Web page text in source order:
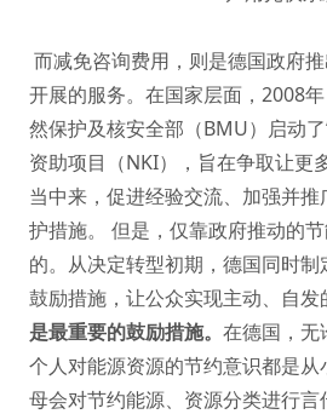
而减免咨询费用，则是德国政府
开展的服务。在国家层面，2008
然保护及核安全部（BMU）启动
资助项目（NKI），旨在争取让更
当中来，促进经验交流、加强并
护措施。 但是，仅靠政府推动的
的。从决定转型初期，德国同时
鼓励措施，让公众实现主动、自发
是最重要的鼓励措施。 在德国，无
个人对能源资源的节约意识都是
母会对节约能源、资源分类进行